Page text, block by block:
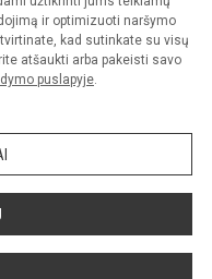
ir optimizuoti naršymo
kad sutinkate su visų
atšaukti arba pakeisti savo
puslapyje.
griežtai draudžiama.
valdymas